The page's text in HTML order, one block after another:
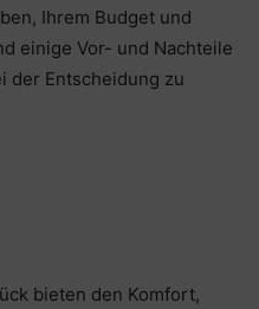
Ihrem Budget und
einige Vor- und Nachteile
der Entscheidung zu
bieten den Komfort,